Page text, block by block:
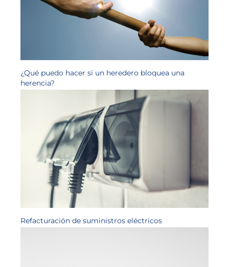
¿Qué puedo hacer si un heredero bloquea una
herencia?
Refacturación de suministros eléctricos